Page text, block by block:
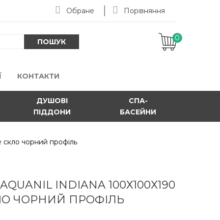
Обране Порівняння
ПОШУК 0
-
КОНТАКТИ
ДУШОВІ
ПІДДОНИ
СПА-
БАСЕЙНИ
чорний профіль
INDIANA 100Х100Х190
ЧОРНИЙ ПРОФІЛЬ